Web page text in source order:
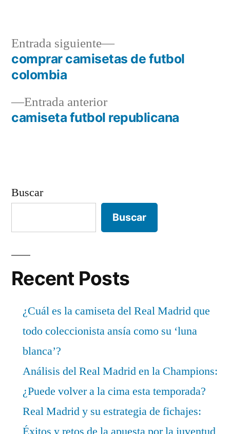
Navegación
entradas
Entrada anteriorEntrada
anterior:
camiseta futbol republicana
Entrada siguiente
Entrada
siguiente:
comprar camisetas de futbol
colombia
Buscar
Buscar
Recent Posts
¿Cuál es la camiseta del Real Madrid que
todo coleccionista ansía como su ‘luna
blanca’?
Análisis del Real Madrid en la Champions:
¿Puede volver a la cima esta temporada?
Real Madrid y su estrategia de fichajes: